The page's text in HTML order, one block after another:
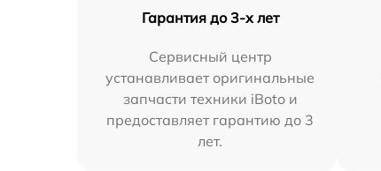
Гарантия до 3-х лет
Сервисный центр
устанавливает оригинальные
запчасти техники iBoto и
предоставляет гарантию до 3
лет.